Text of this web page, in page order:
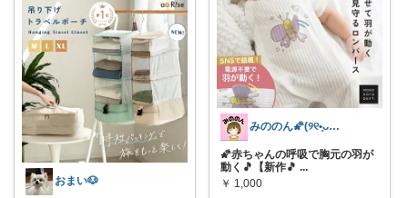
おまい🐶
みののん🌠(୨୧•͈ᴗ•͈)感謝♡
🌠赤ちゃんの呼吸で胸元の羽が
動く🎵【新作🎵 ...
￥ 1,000